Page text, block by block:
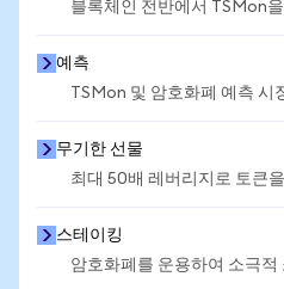
블록체인 전반에서 TSMon
예측
TSMon 및 암호화폐 예측 시
무기한 선물
최대 50배 레버리지로 토큰
스테이킹
암호화폐를 운용하여 소극적